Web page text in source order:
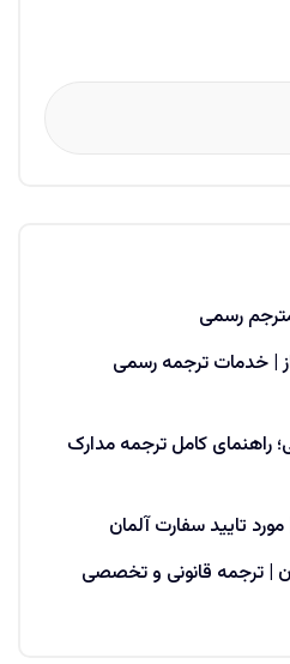
مترجم رسمی
| خدمات ترجمه رسمی
راهنمای کامل ترجمه مدارک
مورد تایید سفارت آلمان
| ترجمه قانونی و تخصصی